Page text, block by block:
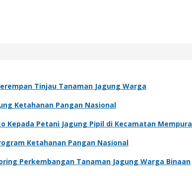
Tinjau Tanaman Jagung Warga
Ketahanan Pangan Nasional
Kepada Petani Jagung Pipil di Kecamatan Mempura
Ketahanan Pangan Nasional
Perkembangan Tanaman Jagung Warga Binaan